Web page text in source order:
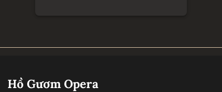
Hồ Gươm Opera